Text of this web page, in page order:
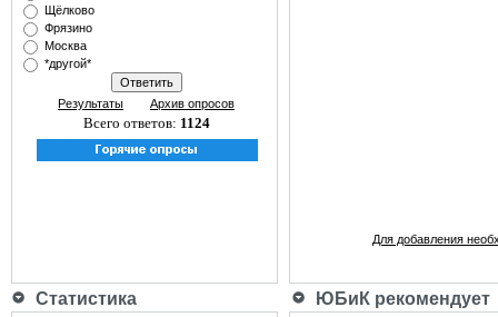
Щёлково
Фрязино
Москва
*другой*
Результаты Архив опросов
Всего ответов: 1124
Для добавления
Статистика ЮБиК рекомендует